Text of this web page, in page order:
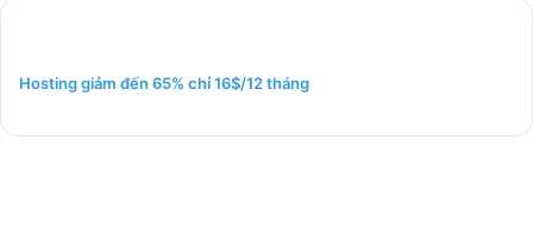
o
Hosting giảm đến 65% chỉ 16$/12 tháng